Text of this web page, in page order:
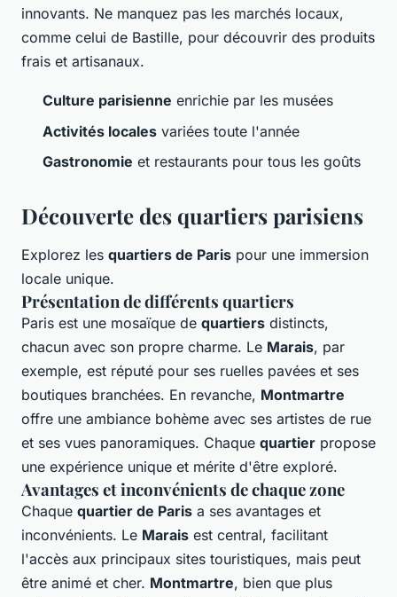
innovants. Ne manquez pas les marchés locaux,
comme celui de Bastille, pour découvrir des produits
frais et artisanaux.
Culture parisienne enrichie par les musées
Activités locales variées toute l'année
Gastronomie et restaurants pour tous les goûts
Découverte des quartiers parisiens
Explorez les quartiers de Paris pour une immersion
locale unique.
Présentation de différents quartiers
Paris est une mosaïque de quartiers distincts,
chacun avec son propre charme. Le Marais, par
exemple, est réputé pour ses ruelles pavées et ses
boutiques branchées. En revanche, Montmartre
offre une ambiance bohème avec ses artistes de rue
et ses vues panoramiques. Chaque quartier propose
une expérience unique et mérite d'être exploré.
Avantages et inconvénients de chaque zone
Chaque quartier de Paris a ses avantages et
inconvénients. Le Marais est central, facilitant
l'accès aux principaux sites touristiques, mais peut
être animé et cher. Montmartre, bien que plus